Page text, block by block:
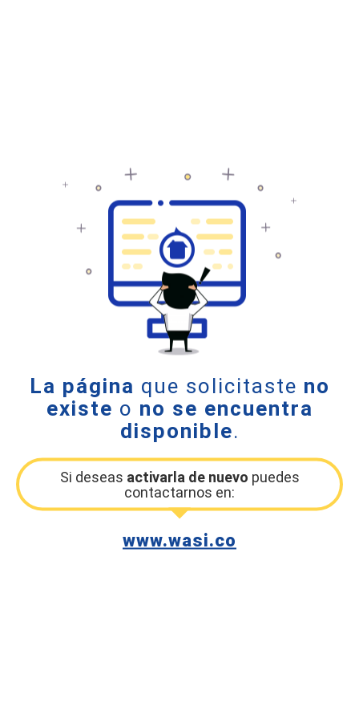
La página que solicitaste no
existe o no se encuentra
disponible.
Si deseas activarla de nuevo puedes
contactarnos en:
www.wasi.co